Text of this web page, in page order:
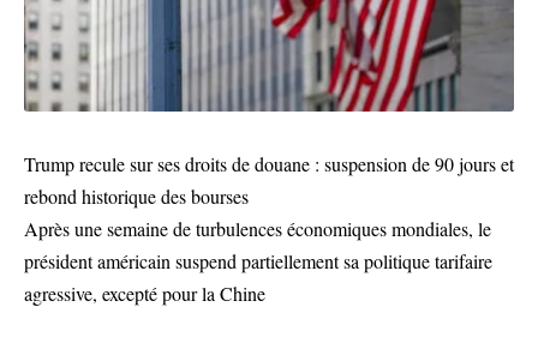
Trump recule sur ses droits de douane : suspension de 90 jours et
rebond historique des bourses
Après une semaine de turbulences économiques mondiales, le
président américain suspend partiellement sa politique tarifaire
agressive, excepté pour la Chine